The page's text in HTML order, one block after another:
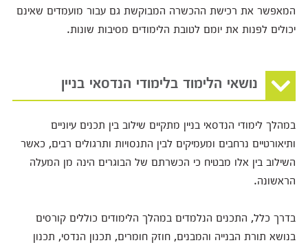
המאפשר את רכישת ההכשרה המבוקשת גם עבור מועמדים שאינם
יכולים לפנות את יומם לטובת הלימודים מסיבות שונות.
נושאי הלימוד בלימודי הנדסאי בניין
במהלך לימודי הנדסאי בניין מתקיים שילוב בין תכנים עיוניים
ותיאורטיים נרחבים ומעמיקים לבין התנסויות ותרגולים רבים, כאשר
השילוב בין אלו מבטיח כי הכשרתם של הבוגרים הינה מן המעלה
הראשונה.
בדרך כלל, התכנים הנלמדים במהלך הלימודים כוללים קורסים
בנושא תורת הבנייה והמבנים, חוזק חומרים, תכנון הנדסי, תכנון